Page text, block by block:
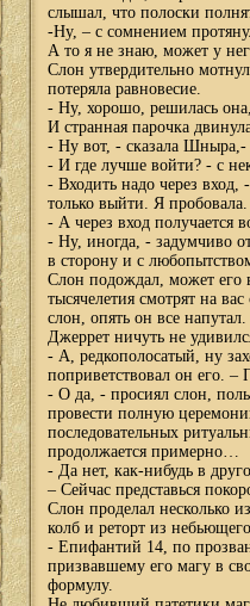
слышал, что полоски
-Ну, – с сомнением
А то я не знаю, может у
Слон утвердительно
потеряла равновесие.
- Ну, хорошо, решилась
И странная парочка
- Ну вот, - сказала Шныра,-
- И где лучше войти? - с
- Входить надо через
только выйти. Я пробовала.
- А через вход получается
- Ну, иногда, - задумчиво
в сторону и с
Слон подождал, может его
тысячелетия смотрят на
слон, опять он все
Джеррет ничуть не
- А, редкополосатый, ну
поприветствовал он его. –
- О да, - просиял слон,
провести полную
последовательных
продолжается примерно…
- Да нет, как-нибудь в
– Сейчас представься
Слон проделал несколько
колб и реторт из
- Епифантий 14, по
призвавшему его магу в
формулу.